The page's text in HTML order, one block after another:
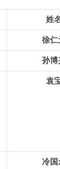
姓
徐仁
孙博
袁
冷国